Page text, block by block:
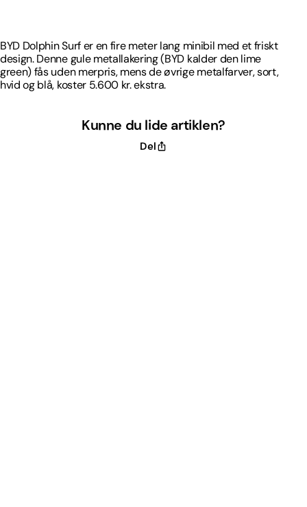
BYD Dolphin Surf er en fire meter lang minibil med et friskt
design. Denne gule metallakering (BYD kalder den lime
green) fås uden merpris, mens de øvrige metalfarver, sort,
hvid og blå, koster 5.600 kr. ekstra.
Kunne du lide artiklen?
Del